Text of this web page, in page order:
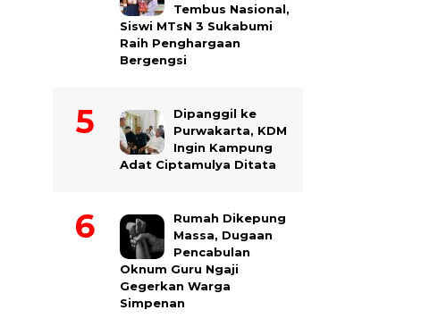
Tembus Nasional,
Siswi MTsN 3 Sukabumi
Raih Penghargaan
Bergengsi
Dipanggil ke
Purwakarta, KDM
Ingin Kampung
Adat Ciptamulya Ditata
Rumah Dikepung
Massa, Dugaan
Pencabulan
Oknum Guru Ngaji
Gegerkan Warga
Simpenan